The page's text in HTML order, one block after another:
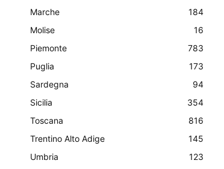
Marche
184
Molise
16
Piemonte
783
Puglia
173
Sardegna
94
Sicilia
354
Toscana
816
Trentino Alto Adige
145
Umbria
123